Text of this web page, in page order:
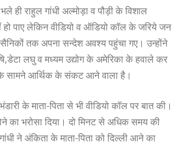
ही राहुल गांधी अल्मोड़ा व पौड़ी के विशाल
पाए लेकिन वीडियो व ऑडियो कॉल के जरिये जन
सैनिकों तक अपना सन्देश अवश्य पहुंचा गए। उन्होंने
लघु व मध्यम उद्योग के अमेरिका के हवाले कर
सामने आर्थिक के संकट आने वाला है।
के माता-पिता से भी वीडियो कॉल पर बात की।
का भरोसा दिया। दो मिनट से अधिक समय की
ने अंकिता के माता-पिता को दिल्ली आने का